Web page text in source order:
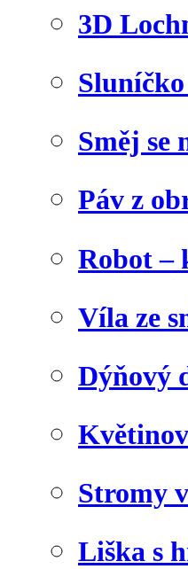
3D
Směj se
Páv z
Robot –
Víla ze
Dýňový
Stromy
Liška s